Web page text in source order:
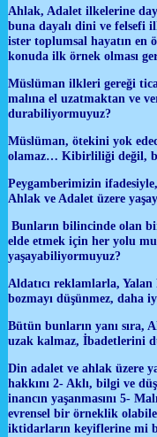
Ahlak, Adalet ilkelerine
buna dayalı dini ve felsefi
ister toplumsal hayatın en
konuda ilk örnek olması
Müslüman ilkleri gereği
malına el uzatmaktan ve
durabiliyormuyuz?
Müslüman, ötekini yok
olamaz… Kibirliliği değil,
Peygamberimizin
Ahlak ve Adalet üzere
Bunların bilincinde olan
elde etmek için her yolu
yaşayabiliyormuyuz?
Aldatıcı reklamlarla,
bozmayı düşünmez, daha
Bütün bunların yanı sıra,
uzak kalmaz, İbadetlerini
Din adalet ve ahlak üzere
hakkını 2- Aklı, bilgi ve
inancın yaşanmasını 5-
evrensel bir örneklik
iktidarların keyiflerine mi